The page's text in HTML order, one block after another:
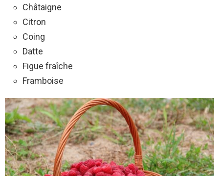
Châtaigne
Citron
Coing
Datte
Figue fraîche
Framboise